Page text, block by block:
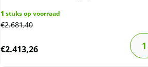
1 stuks op voorraad
€2.681,40
€2.413,26